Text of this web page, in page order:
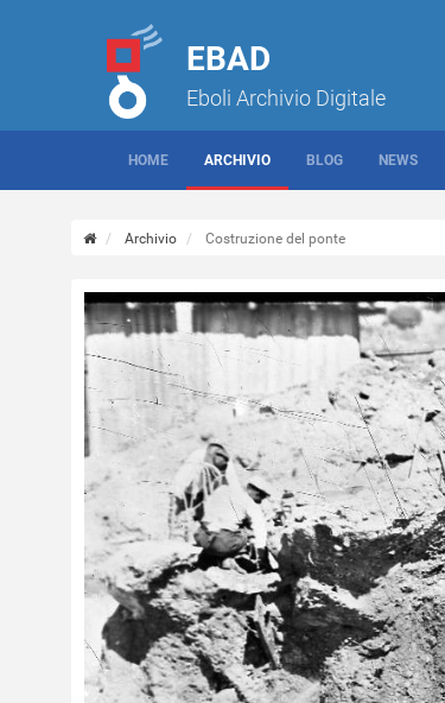
EBAD
Eboli Archivio Digitale
HOME ARCHIVIO BLOG NEWS
Archivio Costruzione del ponte